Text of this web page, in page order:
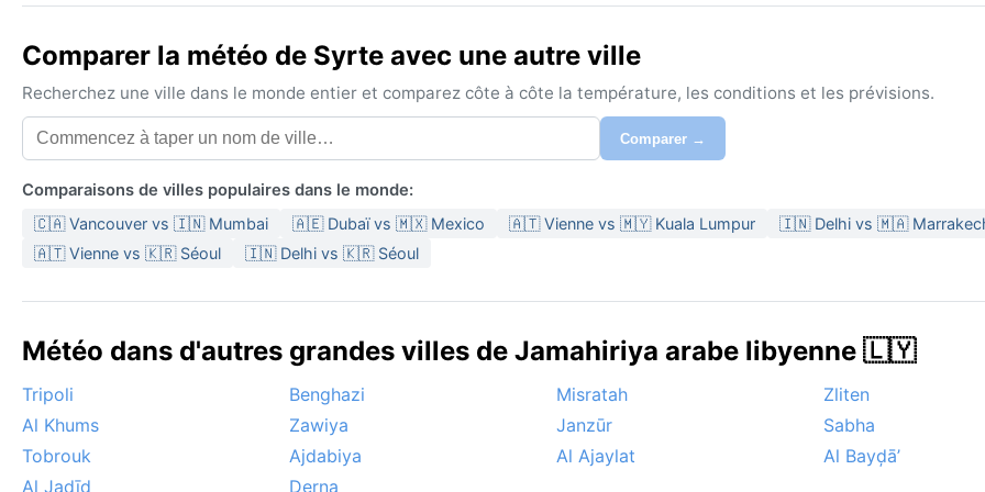
Comparer la météo de Syrte avec une autre ville
Recherchez une ville dans le monde entier et comparez côte à côte la température, les conditions et les prévisions.
Comparer →
Comparaisons de villes populaires dans le monde:
🇨🇦 Vancouver vs 🇮🇳 Mumbai 🇦🇪 Dubaï vs 🇲🇽 Mexico 🇦🇹 Vienne vs 🇲🇾 Kuala Lumpur
🇮🇳 Delhi vs 🇲🇦
🇦🇹 Vienne vs 🇰🇷 Séoul
🇮🇳 Delhi vs 🇰🇷 Séoul
Météo dans d'autres grandes villes de Jamahiriya arabe libyenne 🇱🇾
Tripoli Benghazi Misratah
Zliten
Al Khums
Zawiya Janzūr
Sabha
Tobrouk
Ajdabiya Al Ajaylat
Al Bayḑā’
Al Jadīd
Derna